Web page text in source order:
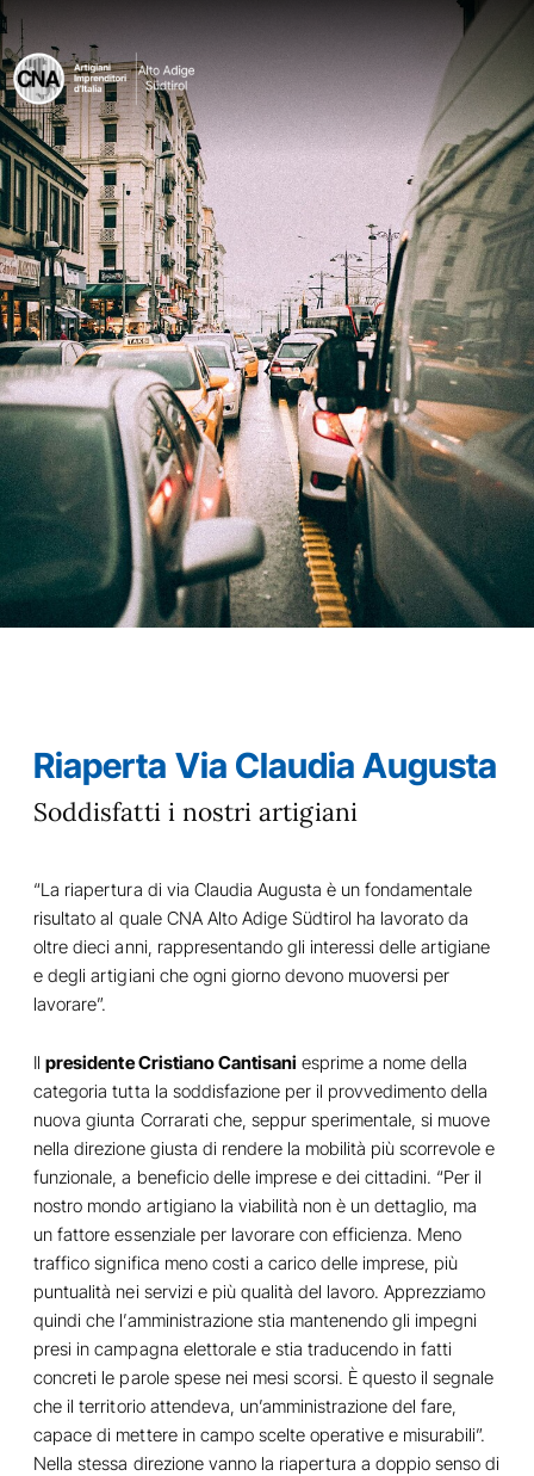
Riaperta Via Claudia Augusta
Soddisfatti i nostri artigiani
“La riapertura di via Claudia Augusta è un fondamentale
risultato al quale CNA Alto Adige Südtirol ha lavorato da
oltre dieci anni, rappresentando gli interessi delle artigiane
e degli artigiani che ogni giorno devono muoversi per
lavorare”.
Ilpresidente Cristiano Cantisani esprime a nome della
categoria tutta la soddisfazione per il provvedimento della
nuova giunta Corrarati che, seppur sperimentale, si muove
nella direzione giusta di rendere la mobilità più scorrevole e
funzionale, a beneficio delle imprese e dei cittadini. “Per il
nostro mondo artigiano la viabilità non è un dettaglio, ma
un fattore essenziale per lavorare con efficienza. Meno
traffico significa meno costi a carico delle imprese, più
puntualità nei servizi e più qualità del lavoro. Apprezziamo
quindi che l’amministrazione stia mantenendo gli impegni
presi in campagna elettorale e stia traducendo in fatti
concreti le parole spese nei mesi scorsi. È questo il segnale
che il territorio attendeva, un’amministrazione del fare,
capace di mettere in campo scelte operative e misurabili”.
Nella stessa direzione vanno la riapertura a doppio senso di